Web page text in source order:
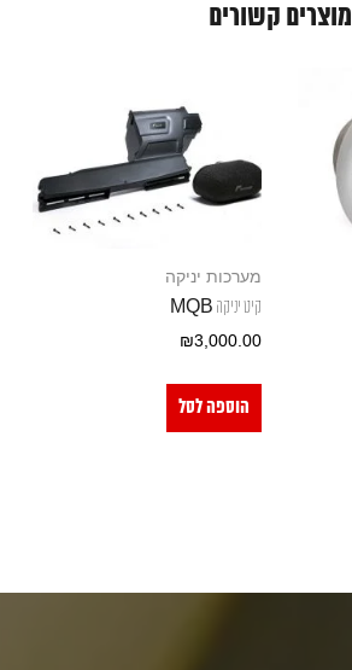
מוצרים קשורים
מערכות יניקה
קיט יניקה MQB
₪3,000.00
הוספה לסל